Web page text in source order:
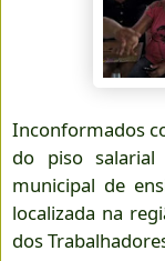
Inconformados
do piso
municipal de
localizada na
dos